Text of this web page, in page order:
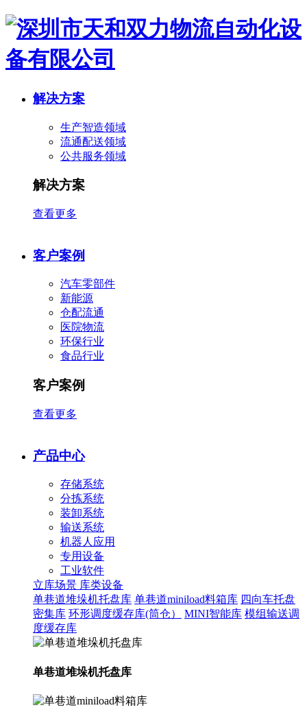
解决方案
生产智造领域
流通配送领域
公共服务领域
解决方案
查看更多
客户案例
汽车零部件
新能源
仓配流通
医院物流
环保行业
食品行业
客户案例
查看更多
产品中心
存储系统
分拣系统
装卸系统
输送系统
机器人应用
专用设备
工业软件
立库场景 库类设备
单巷道堆垛机托盘库 单巷道miniload料箱库 四向车托盘
密集库 环形调度缓存库(筒仓） MINI智能库 模组输送调
度缓存库
单巷道堆垛机托盘库